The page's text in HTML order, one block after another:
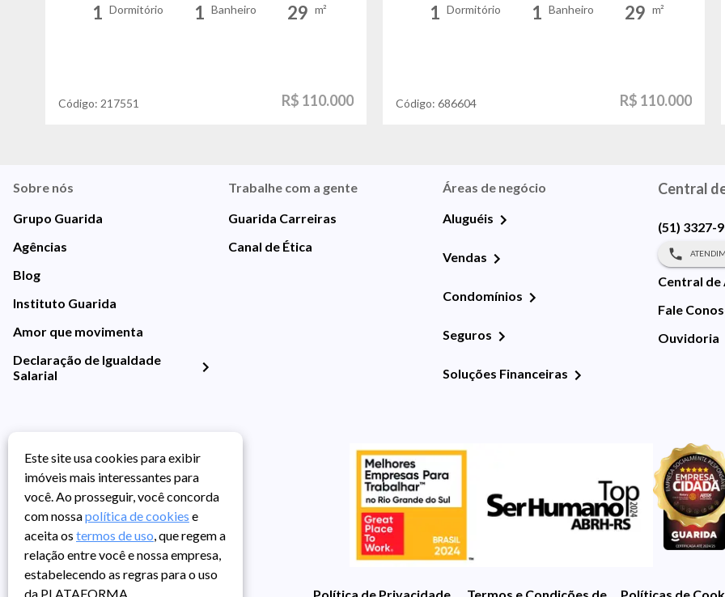
1 Dormitório 1 Banheiro 29 m²
Código: 217551 R$ 110.000
1 Dormitório 1 Banheiro 29 m²
Código:686604 R$ 110.000
Sobre nós
Grupo Guarida
Agências
Blog
Instituto Guarida
Amor que movimenta
Declaração de Igualdade
Salarial
Trabalhe com a gente
Guarida Carreiras
Canal de Ética
Áreas de negócio
Aluguéis
Vendas
Condomínios
Seguros
Soluções Financeiras
Central
(51) 3327-
Central de
Fale
Ouvidoria
Política de Privacidade Termos e Condições de UsoPolíticas de
Este site usa cookies para exibir
imóveis mais interessantes para
você. Ao prosseguir, você concorda
com nossapolítica de cookies e
aceita os termos de uso, que regem a
relação entre você e nossa empresa,
estabelecendo as regras para o uso
da PLATAFORMA.